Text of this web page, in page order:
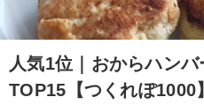
人気1位｜おからハン
TOP15【つくれぽ1000